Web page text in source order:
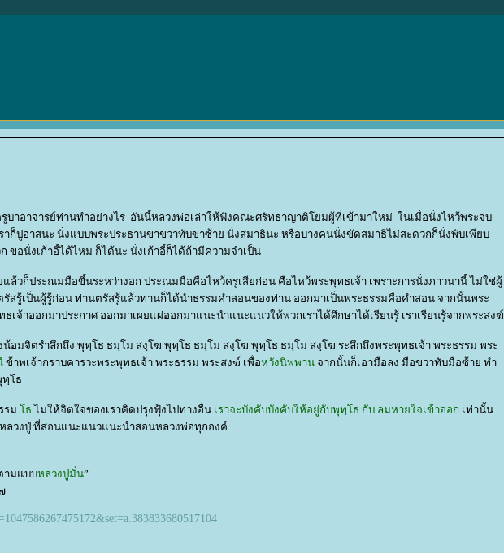
บาอาจารย์ท่านทำอย่างไร อันนี้หลวงพ่อเล่าให้ฟังคณะศรัทธาญาติโยมผู้ที่เข้ามาใหม่ ในเมื่อนั่งไหว้พระจบ
าก็ปูอาสนะ นั่งแบบพระประธานขาขวาทับขาซ้าย นั่งสมาธินะ หรือบางคนนั่งขัดสมาธิไม่สะดวกก็นั่งพับเพียบ
ขอนั่งเก้าอี้ได้ไหม ก็ได้นะ นั่งเก้าอี้ก็ได้ถ้ามีความจำเป็น
ล้วก็ประณมมือขึ้นระหว่างอก ประณมมือคือไหว้ครูเสียก่อน คือไหว้พระพุทธเจ้า เพราะการนั่งภาวนานี้ ไม่ใช่ผู้
สรู้เป็นผู้รู้ก่อน ท่านตรัสรู้แล้วท่านก็ได้นำธรรมคำสอนของท่าน ออกมาเป็นพระธรรมคือคำสอน จากนั้นพระ
จ้าออกมาประกาศ ออกมาเผยแผ่ออกมาแนะนำแนะแนวให้พวกเราได้ศึกษาได้เรียนรู้ เราเรียนรู้จากพระสงฆ์
งน้อมจิตรำลึกถึง พุทฺโธ ธมฺโม สงฺโฆ พุทฺโธ ธมฺโม สงฺโฆ พุทฺโธ ธมฺโม สงฺโฆ ระลึกถึงพระพุทธเจ้า พระธรรม พระ
ข้าพเจ้ากราบคารวะพระพุทธเจ้า พระธรรม พระสงฆ์ เพื่อหวังนิพพาน จากนั้นก็เอามือลง มือขวาทับมือซ้าย ทำ
โธ
รม ธ ไม่ให้จิตใจของเราคิดปรุงฟุ้งไปทางอื่น เราจะบังคับบังคับให้อยู่กับพุทฺโธ กับ ลมหายใจเข้าออก เท่านั้น
ลวงปู่ ที่สอนแนะแนวแนะนำสอนหลวงพ่อทุกองค์
ามแบบหลวงปู่มั่น”